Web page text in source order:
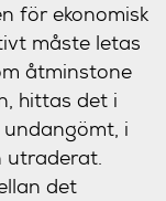
för ekonomisk
måste letas
åtminstone
hittas det i
i
utraderat.
det